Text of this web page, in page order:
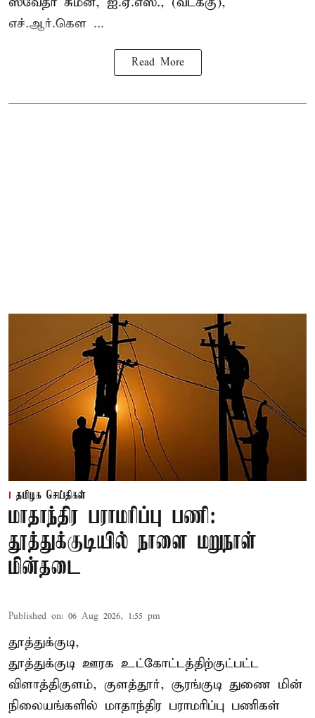
எச்.ஆர்.கௌ ...
Read More
தமிழக செய்திகள்
மாதாந்திர பராமரிப்பு பணி:
தூத்துக்குடியில் நாளை மறுநாள்
மின்தடை
Published on: 06 Aug 2026, 1:55 pm
தூத்துக்குடி,
தூத்துக்குடி ஊரக உட்கோட்டத்திற்குட்பட்ட
விளாத்திகுளம், குளத்தூர், சூரங்குடி துணை மின்
நிலையங்களில் மாதாந்திர பராமரிப்பு பணிகள்